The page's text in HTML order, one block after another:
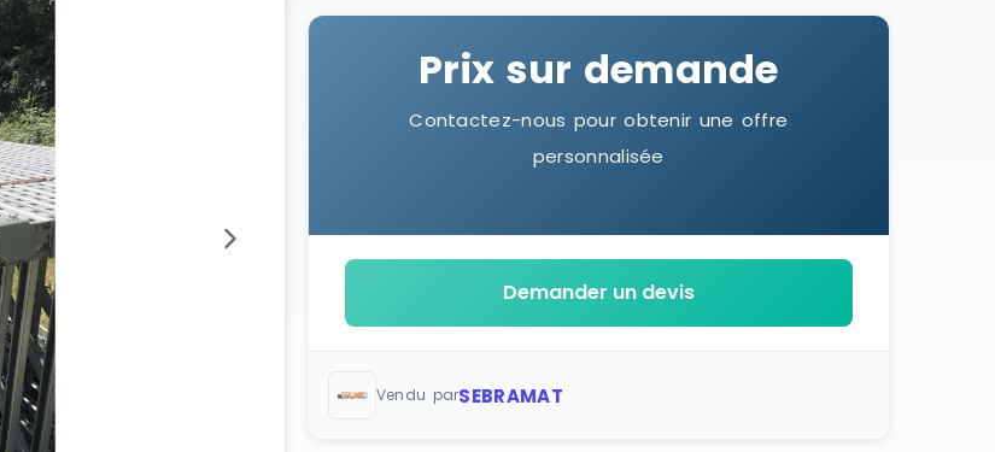
Prix sur demande
Contactez-nous pour obtenir une offre
personnalisée
Demander un devis
Vendu parSEBRAMAT